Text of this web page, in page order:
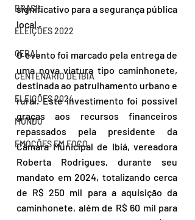
BRASIL
ELEIÇÕES 2022
GERAL
CENTENÁRIO DE IBIÁ
ELEIÇÕES 2024
MUNDO
EMOÇÕES EM FOCO
significativo para a segurança pública
local.
O evento foi marcado pela entrega de
uma nova viatura tipo caminhonete,
destinada ao patrulhamento urbano e
rural. Este investimento foi possível
graças aos recursos financeiros
repassados pela presidente da
Câmara Municipal de Ibiá, vereadora
Roberta Rodrigues, durante seu
mandato em 2024, totalizando cerca
de R$ 250 mil para a aquisição da
caminhonete, além de R$ 60 mil para